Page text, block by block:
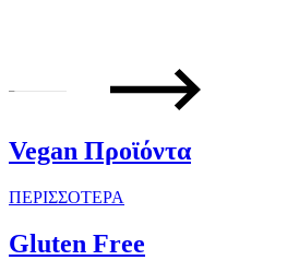
Vegan Προϊόντα
ΠΕΡΙΣΣΟΤΕΡΑ
Gluten Free